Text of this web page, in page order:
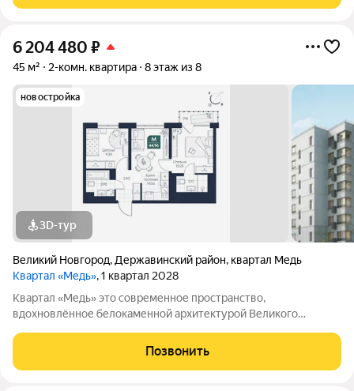
6 204 480 ₽
45 м² 2-комн. квартира 8 этаж из 8
новостройка
3D-тур
Великий Новгород, Державинский район, квартал Медь
Квартал «Медь», 1 квартал 2028
Квартал «Медь» это современное пространство,
вдохновлённое белокаменной архитектурой Великого
города элементов: из меди новгородские мастера отливали
колокола и украшения, а в зодчестве ценились
Позвонить